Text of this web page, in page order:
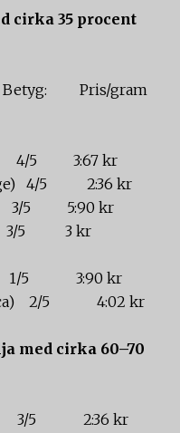
cirka 35 procent
Pris/gram
4/5 3:67 kr
4/5 2:36 kr
3/5 5:90 kr
3/5 3 kr
1/5 3:90 kr
2/5 4:02 kr
med cirka 60–70
3/5 2:36 kr